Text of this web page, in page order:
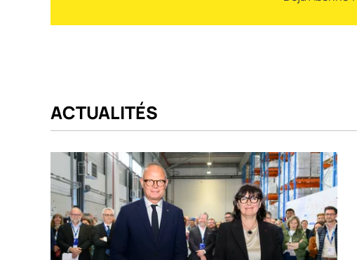
ACTUALITÉS